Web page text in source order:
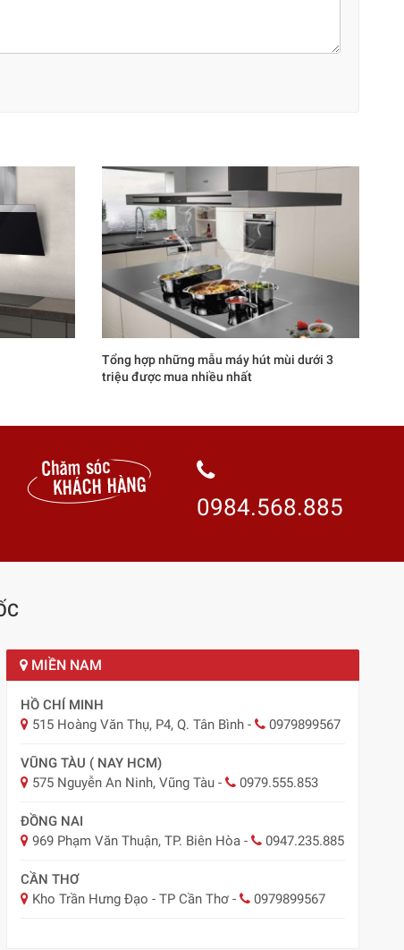
Tổng hợp những mẫu máy hút mùi dưới 3
triệu được mua nhiều nhất
0984.568.885
MIỀN NAM
HỒ CHÍ MINH
515 Hoàng Văn Thụ, P4, Q. Tân Bình - 0979899567
VŨNG TÀU ( NAY HCM)
575 Nguyễn An Ninh, Vũng Tàu - 0979.555.853
ĐỒNG NAI
969 Phạm Văn Thuận, TP. Biên Hòa - 0947.235.885
CẦN THƠ
Kho Trần Hưng Đạo - TP Cần Thơ - 0979899567